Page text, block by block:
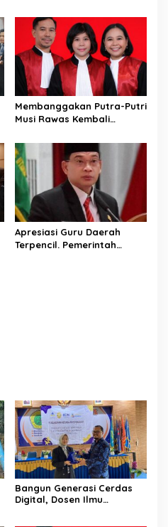
Universitas Pamulang
Sosialisasikan Bahaya
Disinformasi AI dan Hate
Speech di SMK Ikhlas
Jawilan
Membanggakan Putra-Putri
Musi Rawas Kembali
Dengan Tema Hukum Acara
Perdata
Apresiasi Guru Daerah
Terpencil. Pemerintah
Bangun Generasi Cerdas
Digital, Dosen Ilmu